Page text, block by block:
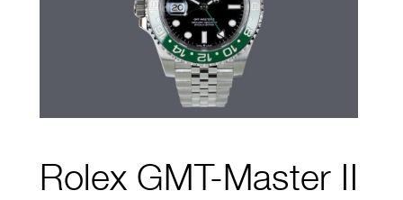
Rolex GMT-Master II